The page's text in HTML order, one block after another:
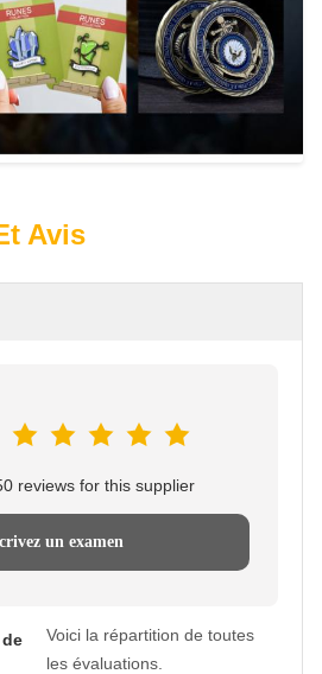
Avis
reviews for this supplier
un examen
Voici la répartition de toutes
les évaluations.